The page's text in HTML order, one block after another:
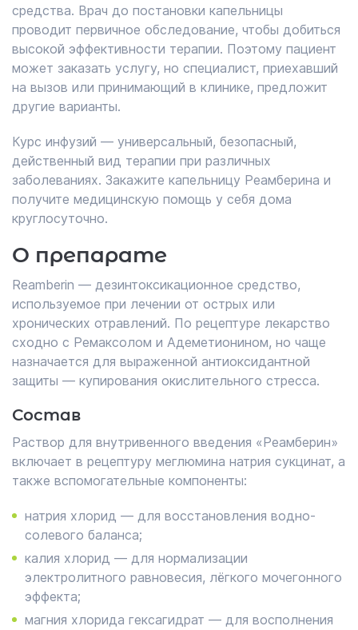
средства. Врач до постановки капельницы
проводит первичное обследование, чтобы добиться
высокой эффективности терапии. Поэтому пациент
может заказать услугу, но специалист, приехавший
на вызов или принимающий в клинике, предложит
другие варианты.
Курс инфузий — универсальный, безопасный,
действенный вид терапии при различных
заболеваниях. Закажите капельницу Реамберина и
получите медицинскую помощь у себя дома
круглосуточно.
О препарате
Reamberin — дезинтоксикационное средство,
используемое при лечении от острых или
хронических отравлений. По рецептуре лекарство
сходно с Ремаксолом и Адеметионином, но чаще
назначается для выраженной антиоксидантной
защиты — купирования окислительного стресса.
Состав
Раствор для внутривенного введения «Реамберин»
включает в рецептуру меглюмина натрия сукцинат, а
также вспомогательные компоненты:
натрия хлорид — для восстановления водно-
солевого баланса;
калия хлорид — для нормализации
электролитного равновесия, лёгкого мочегонного
эффекта;
магния хлорида гексагидрат — для восполнения